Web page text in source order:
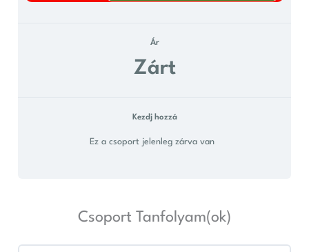
Ár
Zárt
Kezdj hozzá
Ez a csoport jelenleg zárva van
Csoport Tanfolyam(ok)